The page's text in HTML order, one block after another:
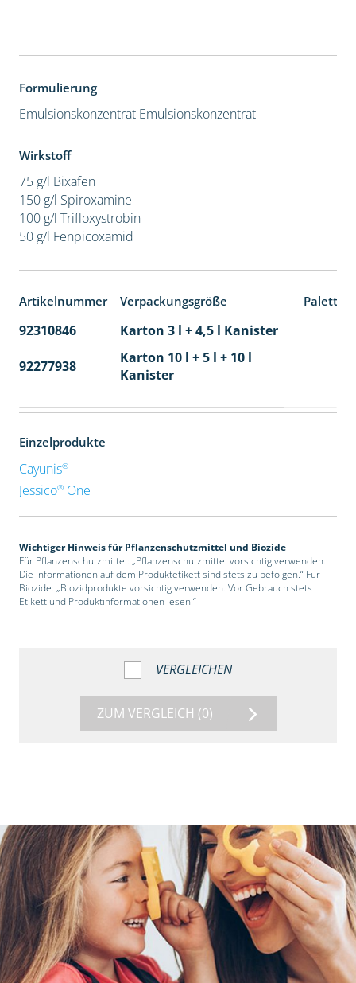
Formulierung
Emulsionskonzentrat Emulsionskonzentrat
Wirkstoff
75 g/l Bixafen
150 g/l Spiroxamine
100 g/l Trifloxystrobin
50 g/l Fenpicoxamid
Artikelnummer Verpackungsgröße
92310846 Karton 3 l + 4,5 l Kanister
92277938
Karton 10 l + 5 l + 10 l
Kanister
Einzelprodukte
Cayunis®
Jessico®One
Wichtiger Hinweis für Pflanzenschutzmittel und Biozide
Für Pflanzenschutzmittel: „Pflanzenschutzmittel vorsichtig verwenden.
Die Informationen auf dem Produktetikett sind stets zu befolgen.“ Für
Biozide: „Biozidprodukte vorsichtig verwenden. Vor Gebrauch stets
Etikett und Produktinformationen lesen.“
VERGLEICHEN
ZUM VERGLEICH (0)